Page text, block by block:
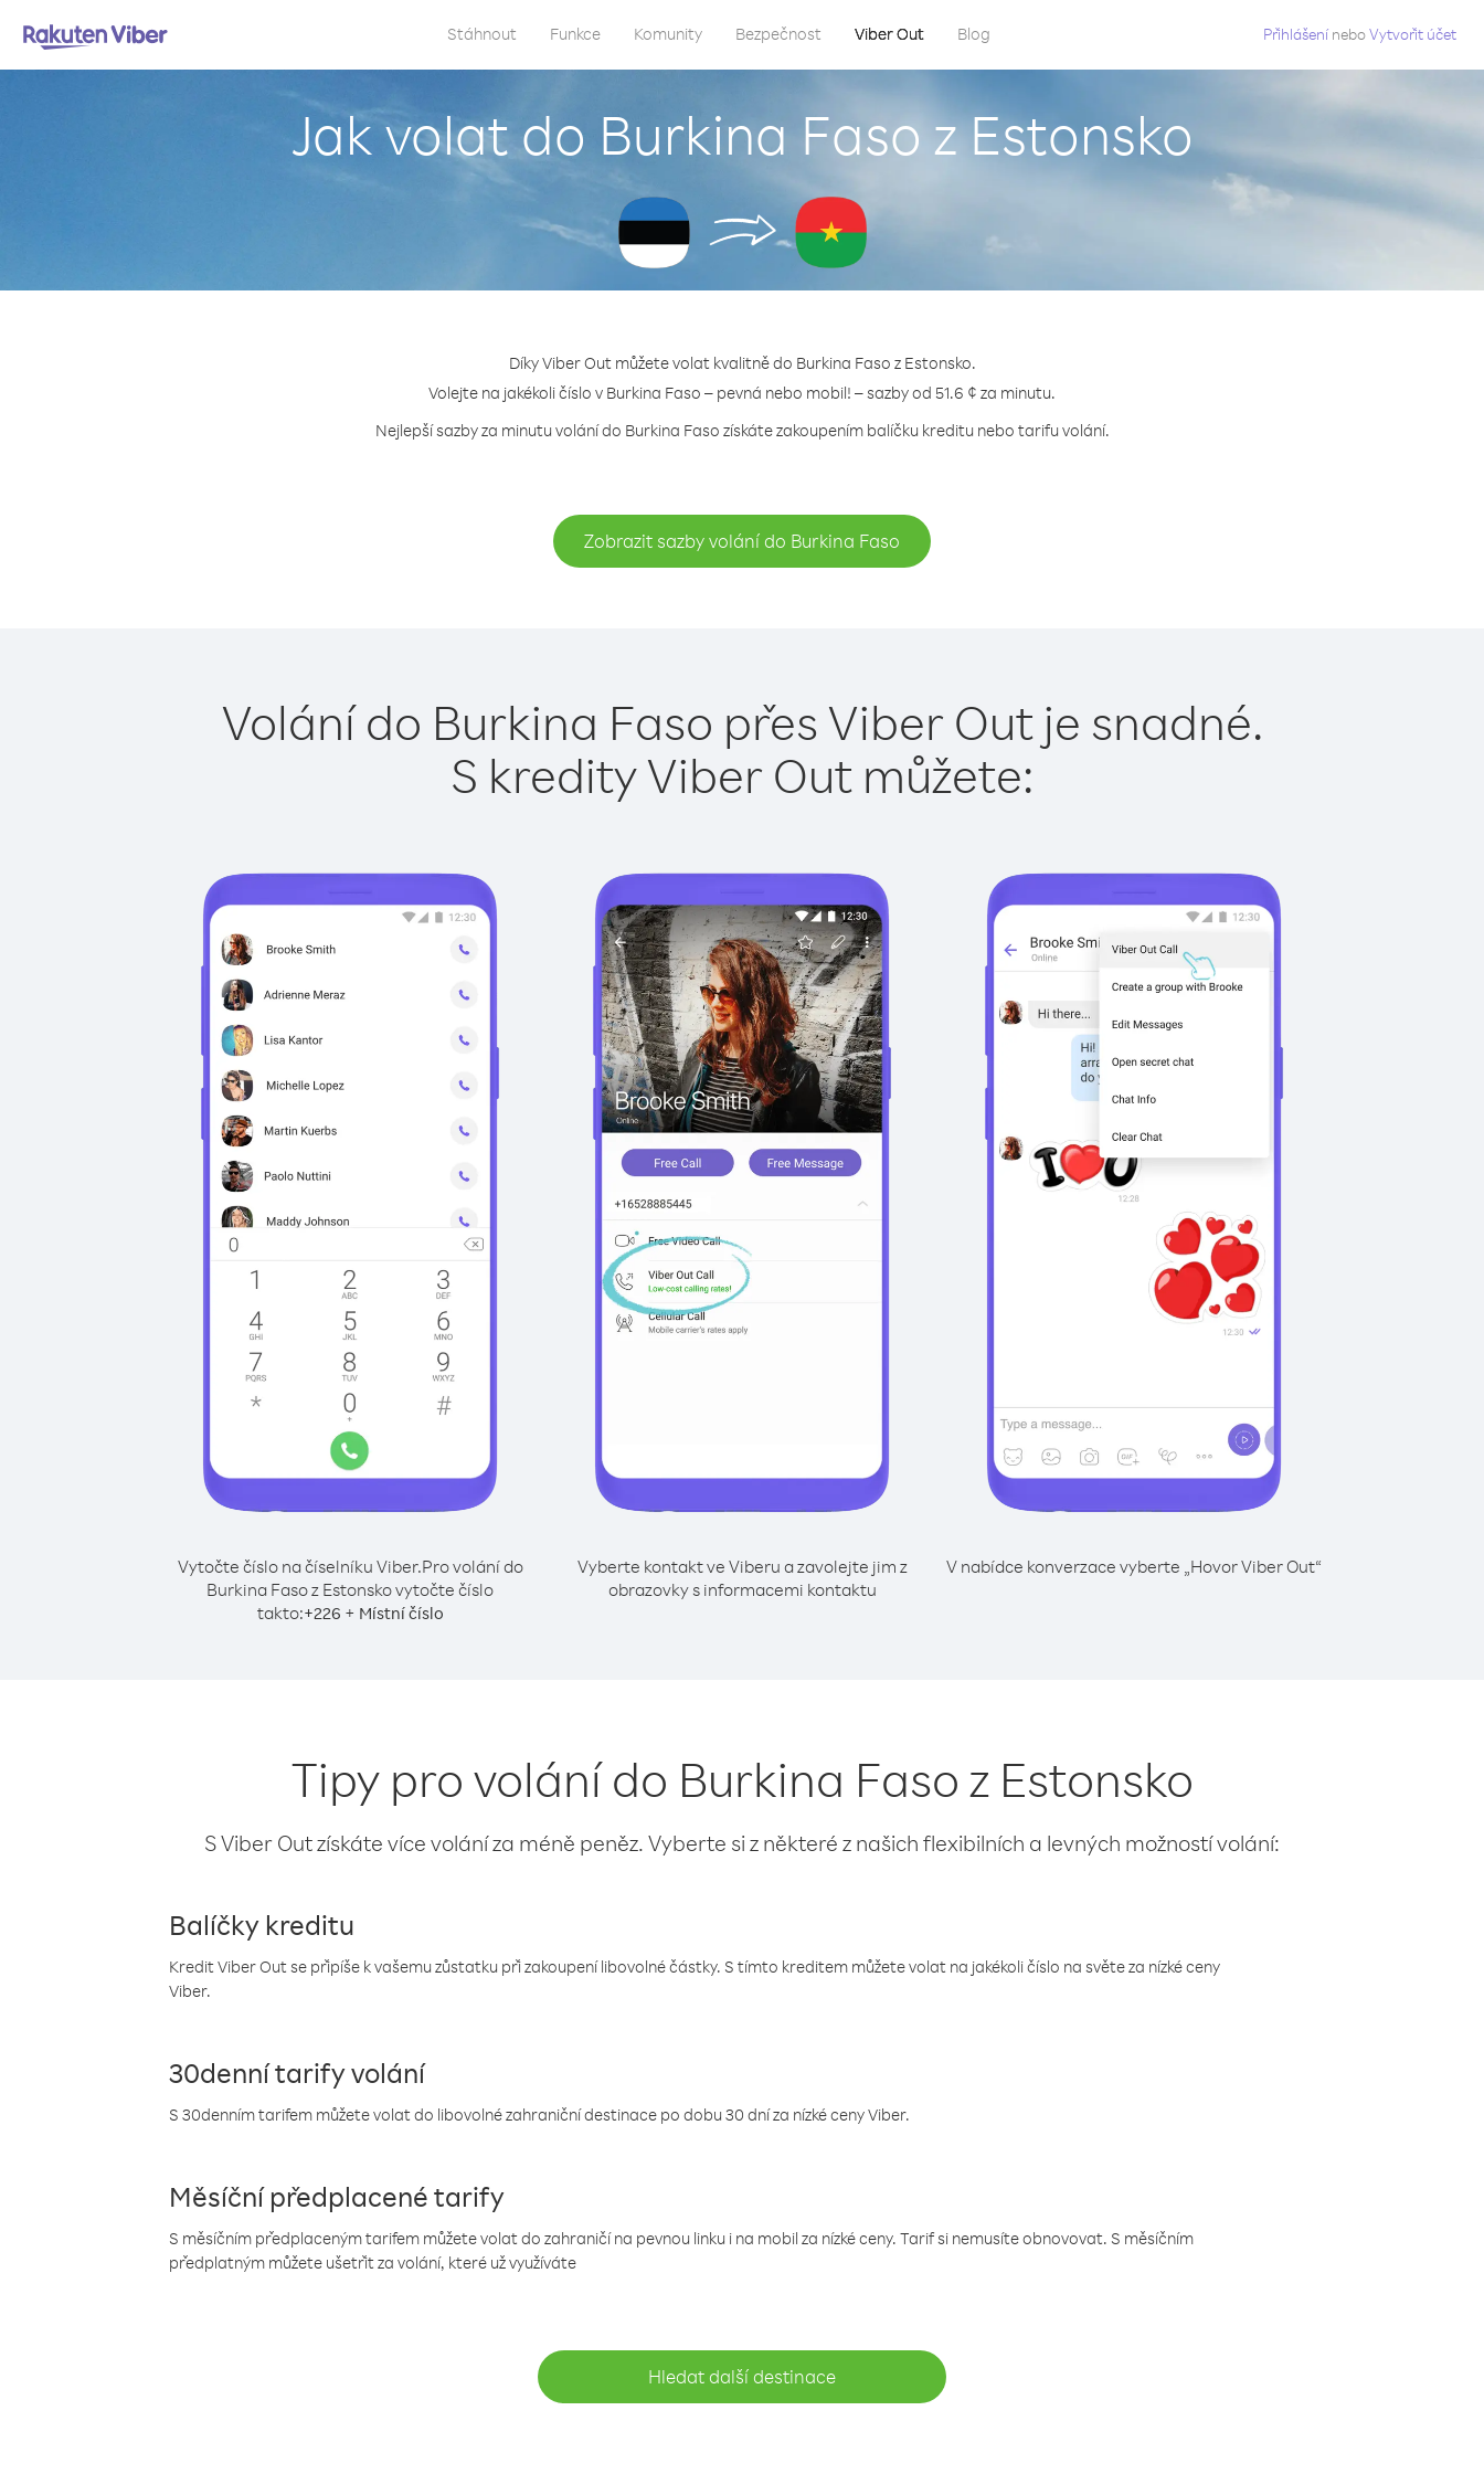
Stáhnout Funkce Komunity Bezpečnost Viber Out Blog Přihlášení neboVytvořit účet
Jak volat do Burkina Faso z Estonsko
Díky Viber Out můžete volat kvalitně do Burkina Faso z Estonsko.
Volejte na jakékoli číslo v Burkina Faso – pevná nebo mobil! – sazby od 51.6 ¢ za minutu.
Nejlepší sazby za minutu volání do Burkina Faso získáte zakoupením balíčku kreditu nebo tarifu volání.
Zobrazit sazby volání do Burkina Faso
Volání do Burkina Faso přes Viber Out je snadné.
S kredity Viber Out můžete:
Vytočte číslo na číselníku Viber.Pro volání do
Burkina Faso z Estonsko vytočte číslo
takto:+226 + Místní číslo
Vyberte kontakt ve Viberu a zavolejte jim z
obrazovky s informacemi kontaktu
V nabídce konverzace vyberte „Hovor Viber Out“
Tipy pro volání do Burkina Faso z Estonsko
S Viber Out získáte více volání za méně peněz. Vyberte si z některé z našich flexibilních a levných možností volání:
Balíčky kreditu
Kredit Viber Out se připíše k vašemu zůstatku při zakoupení libovolné částky. S tímto kreditem můžete volat na jakékoli číslo na světe za nízké ceny
Viber.
30denní tarify volání
S 30denním tarifem můžete volat do libovolné zahraniční destinace po dobu 30 dní za nízké ceny Viber.
Měsíční předplacené tarify
S měsíčním předplaceným tarifem můžete volat do zahraničí na pevnou linku i na mobil za nízké ceny. Tarif si nemusíte obnovovat. S měsíčním
předplatným můžete ušetřit za volání, které už využíváte
Hledat další destinace